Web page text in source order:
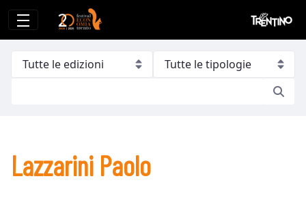
Lazzarini Paolo
Lazzarini Paolo